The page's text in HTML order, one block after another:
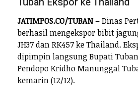
JATIMPOS.CO/TUBAN– Dinas
berhasil mengekspor bibit
JH37 dan RK457 ke Thailand.
dipimpin langsung Bupati
Pendopo Kridho Manunggal
kemarin (12/12).